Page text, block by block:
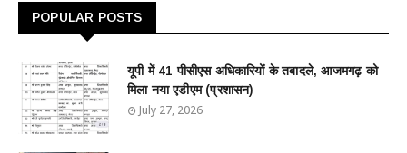
POPULAR POSTS
यूपी में 41 पीसीएस अधिकारियों के तबादले, आजमगढ़ को
मिला नया एडीएम (प्रशासन)
July 27, 2026